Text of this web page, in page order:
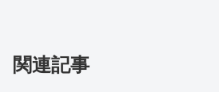
関連記事